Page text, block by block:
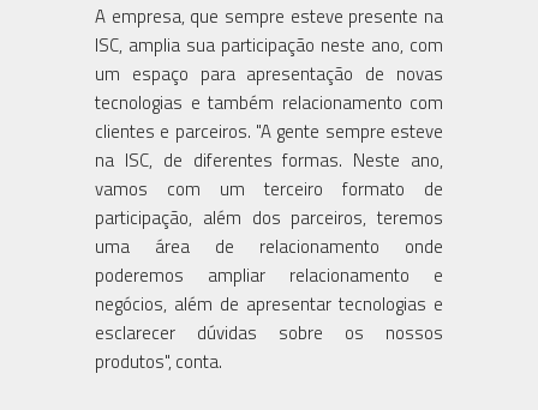
A empresa, que sempre esteve presente na
ISC, amplia sua participação neste ano, com
um espaço para apresentação de novas
tecnologias e também relacionamento com
clientes e parceiros. "A gente sempre esteve
na ISC, de diferentes formas. Neste ano,
vamos com um terceiro formato de
participação, além dos parceiros, teremos
uma área de relacionamento onde
poderemos ampliar relacionamento e
negócios, além de apresentar tecnologias e
esclarecer dúvidas sobre os nossos
produtos", conta.